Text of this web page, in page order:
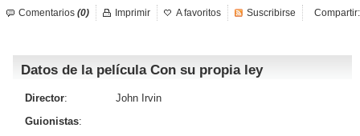
Iniciar sesión Crear cuenta
Comentarios (0) Compartir:
Imprimir A favoritos Suscribirse
Datos de la película Con su propia ley
Director:
John Irvin
Guionistas: